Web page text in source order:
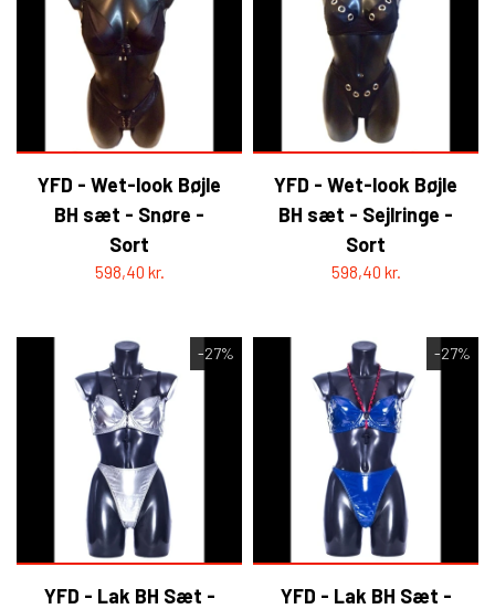
YFD - HOODIES
HELL ROSE - BAPHOMET
YFD - Wet-look Bøjle
BH sæt - Snøre -
Sort
598,40 kr.
YFD - Wet-look Bøjle
BH sæt - Sejlringe -
Sort
598,40 kr.
-27%
YFD - Lak BH Sæt -
-27%
YFD - Lak BH Sæt -